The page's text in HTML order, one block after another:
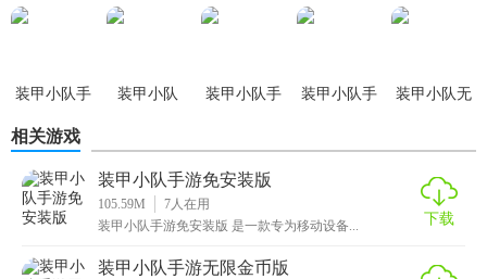
游免安装版
2.4.4版本
甲全解锁版
游安卓版
游无限金币
装甲小队手
装甲小队
装甲小队手
装甲小队手
装甲小队无
相关游戏
装甲小队手游免安装版
105.59M 7人在用
装甲小队手游免安装版 是一款专为移动设备...
下载
装甲小队手游无限金币版